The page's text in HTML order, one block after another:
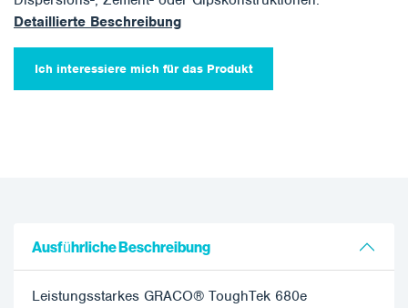
Detaillierte Beschreibung
Ich interessiere mich für das Produkt
Ausführliche Beschreibung
Leistungsstarkes GRACO® ToughTek 680e